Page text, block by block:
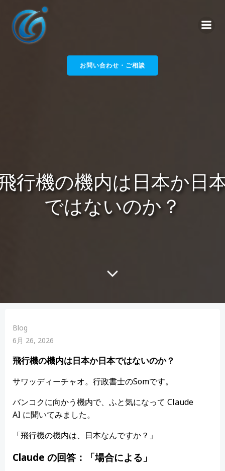
ツ
へ
ス
お問い合わせ・ご相談
行機の機内は日本か日
ではないのか？
Blog
6月 26, 2026
飛行機の機内は日本か日本ではないのか？
サワッディーチャオ。行政書士のSomです。
バンコクに向かう機内で、ふと気になって Claude
AI に聞いてみました。
「飛行機の機内は、日本なんですか？」
Claude の回答：「場合による」